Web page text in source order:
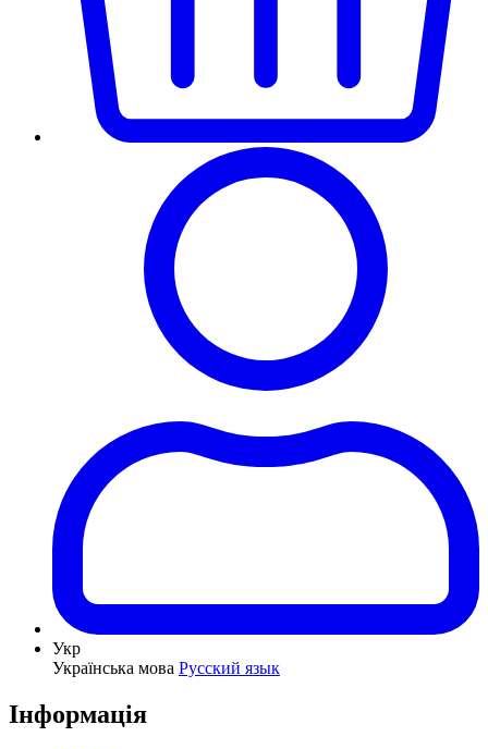
Укр
Українська мова Русский язык
Інформація